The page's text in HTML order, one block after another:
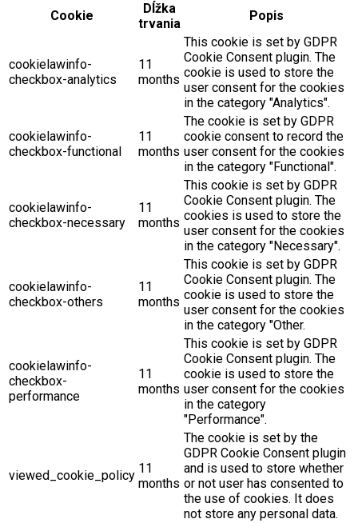
Cookie
Dĺžka
trvania
Popis
cookielawinfo-
checkbox-analytics
11
months
This cookie is set by GDPR
Cookie Consent plugin. The
cookie is used to store the
user consent for the cookies
in the category "Analytics".
cookielawinfo-
checkbox-functional
11
months
The cookie is set by GDPR
cookie consent to record the
user consent for the cookies
in the category "Functional".
cookielawinfo-
checkbox-necessary
11
months
This cookie is set by GDPR
Cookie Consent plugin. The
cookies is used to store the
user consent for the cookies
in the category "Necessary".
cookielawinfo-
checkbox-others
11
months
This cookie is set by GDPR
Cookie Consent plugin. The
cookie is used to store the
user consent for the cookies
in the category "Other.
cookielawinfo-
checkbox-
performance
11
months
This cookie is set by GDPR
Cookie Consent plugin. The
cookie is used to store the
user consent for the cookies
in the category
"Performance".
viewed_cookie_policy 11
months
The cookie is set by the
GDPR Cookie Consent plugin
and is used to store whether
or not user has consented to
the use of cookies. It does
not store any personal data.